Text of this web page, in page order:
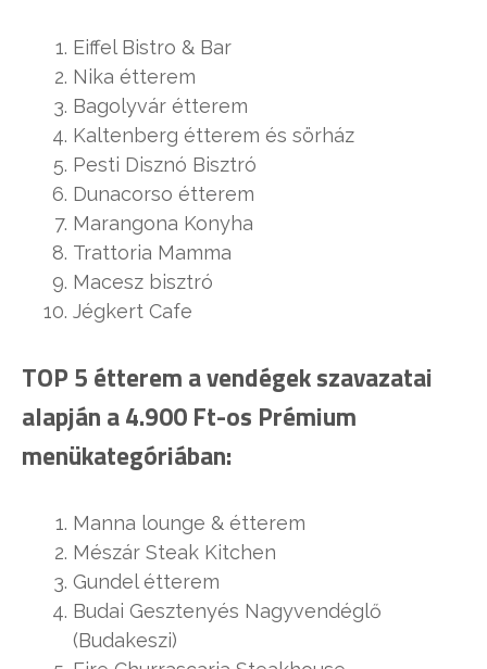
Eiffel Bistro & Bar
Nika étterem
Bagolyvár étterem
Kaltenberg étterem és sörház
Pesti Disznó Bisztró
Dunacorso étterem
Marangona Konyha
Trattoria Mamma
Macesz bisztró
Jégkert Cafe
TOP 5 étterem a vendégek szavazatai
alapján a 4.900 Ft-os Prémium
menükategóriában:
Manna lounge & étterem
Mészár Steak Kitchen
Gundel étterem
Budai Gesztenyés Nagyvendéglő
(Budakeszi)